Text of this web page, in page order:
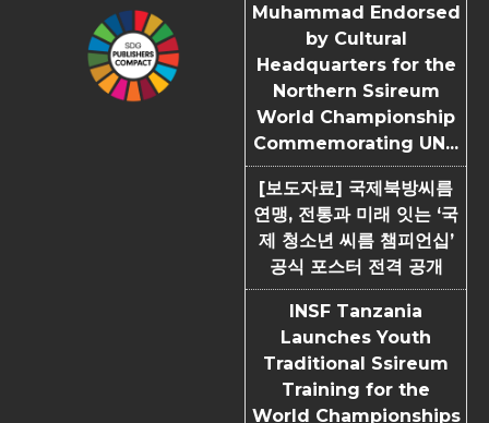
Muhammad Endorsed
by Cultural
Headquarters for the
Northern Ssireum
World Championship
Commemorating UN...
[보도자료] 국제북방씨름
연맹, 전통과 미래 잇는 ‘국
제 청소년 씨름 챔피언십’
공식 포스터 전격 공개
INSF Tanzania
Launches Youth
Traditional Ssireum
Training for the
World Championships